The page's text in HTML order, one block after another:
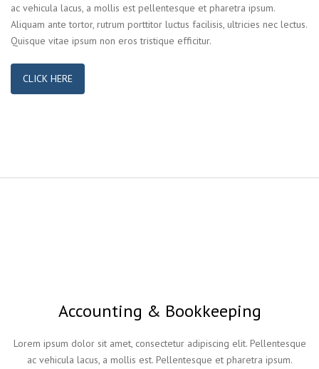
ac vehicula lacus, a mollis est pellentesque et pharetra ipsum.
Aliquam ante tortor, rutrum porttitor luctus facilisis, ultricies nec lectus.
Quisque vitae ipsum non eros tristique efficitur.
CLICK HERE
Accounting & Bookkeeping
Lorem ipsum dolor sit amet, consectetur adipiscing elit. Pellentesque
ac vehicula lacus, a mollis est. Pellentesque et pharetra ipsum.